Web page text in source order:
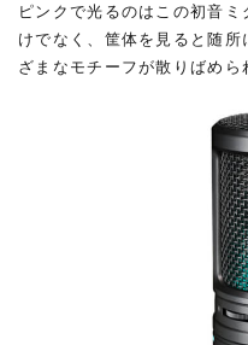
ピンクで光るのはこの初音
けでなく、筐体を見ると随
ざまなモチーフが散りばめら